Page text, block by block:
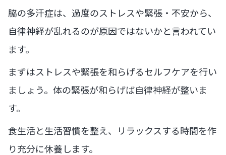
脇の多汗症は、過度のストレスや緊張・不安から、
自律神経が乱れるのが原因ではないかと言われてい
ます。
まずはストレスや緊張を和らげるセルフケアを行い
ましょう。体の緊張が和らげば自律神経が整いま
す。
食生活と生活習慣を整え、リラックスする時間を作
り充分に休養します。